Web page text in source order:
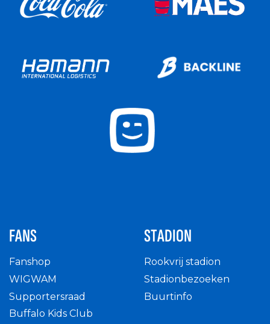
FANS
Fanshop
WIGWAM
Supportersraad
Buffalo Kids Club
STADION
Rookvrij stadion
Stadionbezoeken
Buurtinfo